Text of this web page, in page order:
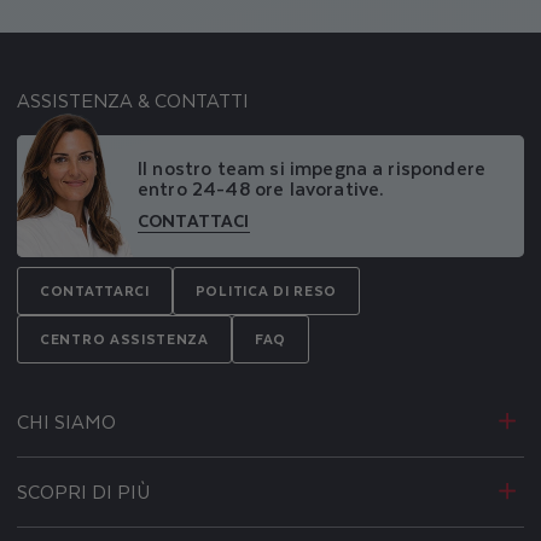
ASSISTENZA & CONTATTI
Il nostro team si impegna a rispondere
entro 24-48 ore lavorative.
CONTATTACI
CONTATTARCI POLITICA DI RESO
CENTRO ASSISTENZA FAQ
CHI SIAMO
SCOPRI DI PIÙ